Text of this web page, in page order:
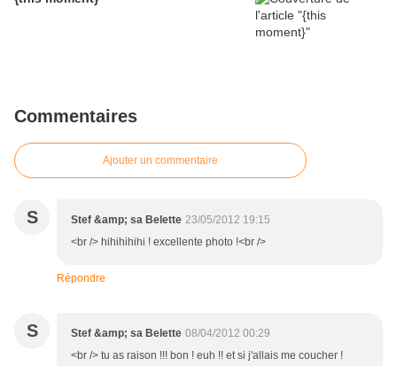
Commentaires
Ajouter un commentaire
S Stef &amp; sa Belette 23/05/2012 19:15
<br /> hihihihihi ! excellente photo !<br />
Répondre
S Stef &amp; sa Belette 08/04/2012 00:29
<br /> tu as raison !!! bon ! euh !! et si j'allais me coucher !